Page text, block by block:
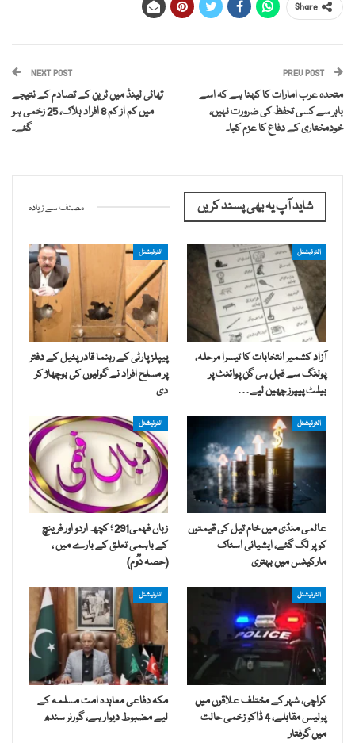
Share
PREV POST
متحدہ عرب امارات کا کہنا ہے کہ اسے
باہر سے کسی تحفظ کی ضرورت نہیں،
خودمختاری کے دفاع کا عزم کیا۔
NEXT POST
تھائی لینڈ میں ٹرین کے تصادم کے نتیجے
میں کم از کم 8 افراد ہلاک، 25 زخمی ہو
گئے۔
شاید آپ یہ بھی پسند کریں مصنف سے زیادہ
انٹرنیشنل
آزاد کشمیر انتخابات کا تیسرا مرحلہ،
پولنگ سے قبل ہی گن پوائنٹ پر
بیلٹ پیپرز چھین لیے…
انٹرنیشنل
پیپلز پارٹی کے رہنما قادر پٹیل کے دفتر
پر مسلح افراد نے گولیوں کی بوچھاڑ کر
دی
انٹرنیشنل
عالمی منڈی میں خام تیل کی قیمتوں
کو پر لگ گئے، ایشیائی اسٹاک
مارکیٹس میں بہتری
انٹرنیشنل
زباں فہمی291 ؛ کچھ اردو اور فرینچ
کے باہمی تعلق کے بارے میں ،
(حصہ دُوُم)
انٹرنیشنل
کراچی، شہر کے مختلف علاقوں میں
پولیس مقابلے، 4 ڈاکو زخمی حالت
میں گرفتار
انٹرنیشنل
مکہ دفاعی معاہدہ امت مسلمہ کے
لیے مضبوط دیوار ہے، گورنر سندھ